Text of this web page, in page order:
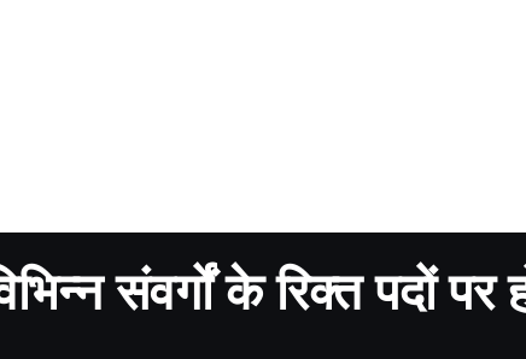
संवर्गों के रिक्त पदों पर